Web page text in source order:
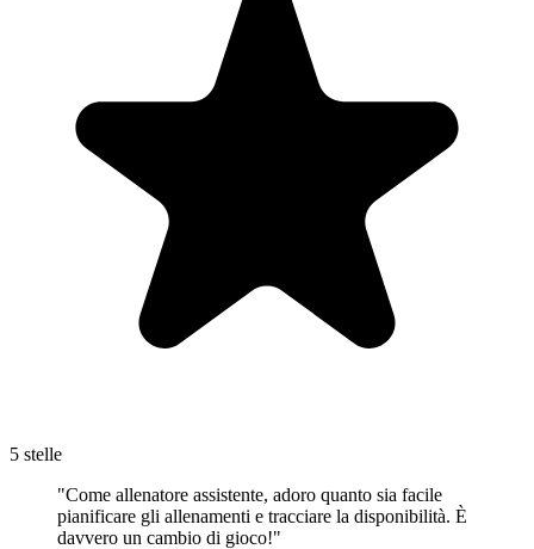
5 stelle
"Come allenatore assistente, adoro quanto sia facile
pianificare gli allenamenti e tracciare la disponibilità. È
davvero un cambio di gioco!"